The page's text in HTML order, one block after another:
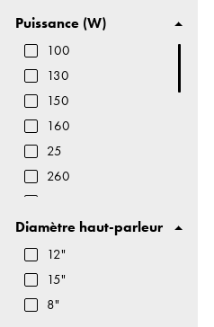
Puissance (W)
100
130
150
160
25
260
300
320
400
50
Diamètre haut-parleur
12"
15"
8"